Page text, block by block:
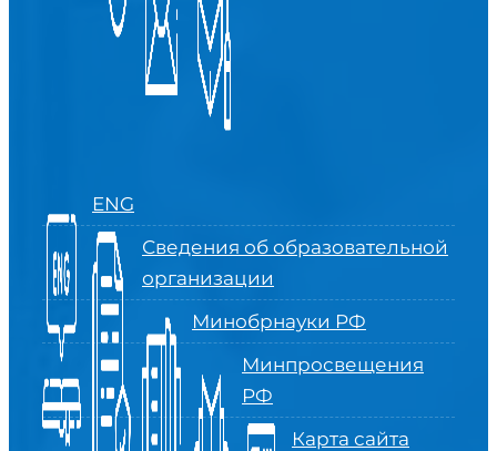
ENG
Сведения об образовательной
организации
Минобрнауки РФ
Минпросвещения
РФ
Карта сайта